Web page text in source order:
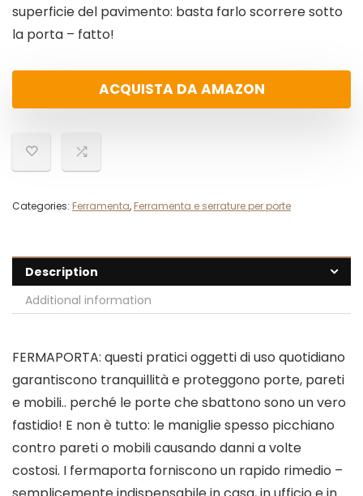
superficie del pavimento: basta farlo scorrere sotto
la porta – fatto!
ACQUISTA DA AMAZON
Categories: Ferramenta, Ferramenta e serrature per porte
Description
Additional information
FERMAPORTA: questi pratici oggetti di uso quotidiano
garantiscono tranquillità e proteggono porte, pareti
e mobili.. perché le porte che sbattono sono un vero
fastidio! E non è tutto: le maniglie spesso picchiano
contro pareti o mobili causando danni a volte
costosi. I fermaporta forniscono un rapido rimedio –